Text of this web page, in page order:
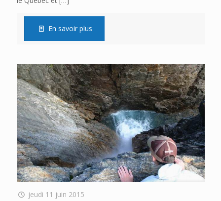
En savoir plus
jeudi 11 juin 2015